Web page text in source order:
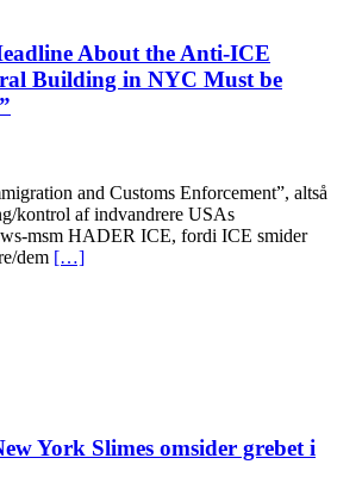
About the Anti-ICE
Building in NYC Must be
and Customs Enforcement”, altså
kontrol af indvandrere USAs
msm HADER ICE, fordi ICE smider
dem […]
York Slimes omsider grebet i